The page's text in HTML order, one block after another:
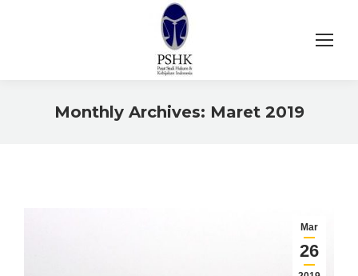
Monthly Archives: Maret 2019
Mar
26